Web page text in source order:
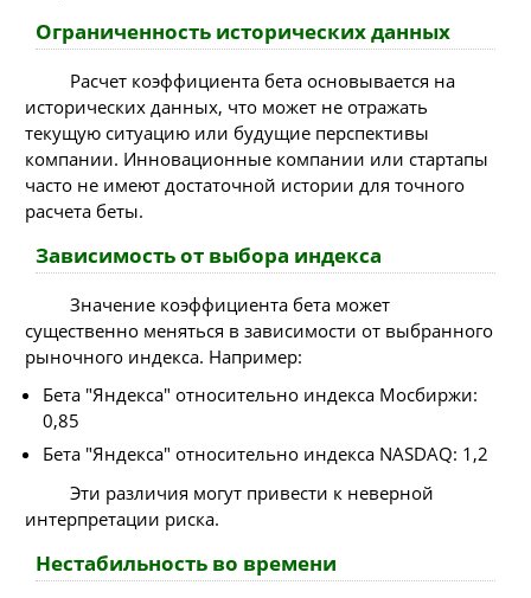
Ограниченность исторических данных
Расчет коэффициента бета основывается на
исторических данных, что может не отражать
текущую ситуацию или будущие перспективы
компании. Инновационные компании или стартапы
часто не имеют достаточной истории для точного
расчета беты.
Зависимость от выбора индекса
Значение коэффициента бета может
существенно меняться в зависимости от выбранного
рыночного индекса. Например:
Бета "Яндекса" относительно индекса Мосбиржи:
0,85
Бета "Яндекса" относительно индекса NASDAQ: 1,2
Эти различия могут привести к неверной
интерпретации риска.
Нестабильность во времени